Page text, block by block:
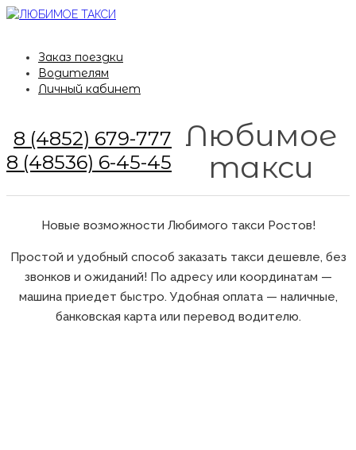
Заказ поездки
Водителям
Личный кабинет
8 (4852) 679-777
8 (48536) 6-45-45
Любимое
такси
Новые возможности Любимого такси Ростов!
Простой и удобный способ заказать такси дешевле, без
звонков и ожиданий! По адресу или координатам —
машина приедет быстро. Удобная оплата — наличные,
банковская карта или перевод водителю.